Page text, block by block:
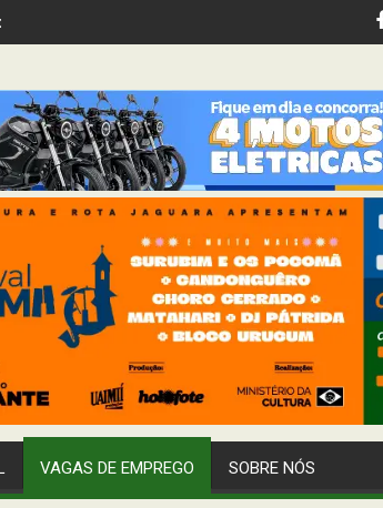
de Mariana
VAGAS DE EMPREGO SOBRE NÓS